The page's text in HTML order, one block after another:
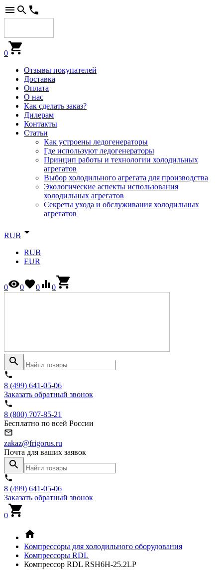
0
Отзывы покупателей
Доставка
Оплата
О нас
Как сделать заказ?
Дилерам
Контакты
Статьи
Как устроены ледогенераторы
Где используют ледогенераторы
Принцип работы и технологии холодильных
агрегатов
Выбор холодильного агрегата для производства
Экологические аспекты использования
холодильных агрегатов
Секреты ухода и обслуживания холодильных
агрегатов
RUB
RUB
EUR
0 0 0 0
8 (499) 641-05-06
Заказать обратный звонок
8 (800) 707-85-21
Бесплатно по всей России
zakaz@frigorus.ru
Почта для ваших заявок
8 (499) 641-05-06
Заказать обратный звонок
0
Компрессоры для холодильного оборудования
Компрессоры RDL
Компрессор RDL RSH6H-25.2LP